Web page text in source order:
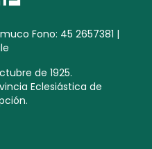
Fono: 45 2657381 |
de 1925.
Eclesiástica de